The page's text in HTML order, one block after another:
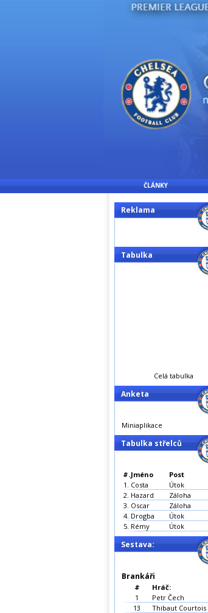
ČLÁNKY
Reklama
Tabulka
Celá tabulka
Anketa
Miniaplikace
Tabulka střelců
#.Jméno Post
1. Costa Útok
2. Hazard Záloha
3. Oscar Záloha
4. Drogba Útok
5. Rémy Útok
Sestava:
Brankáři
#
Hráč:
1
Petr Čech
13
Thibaut Courtois